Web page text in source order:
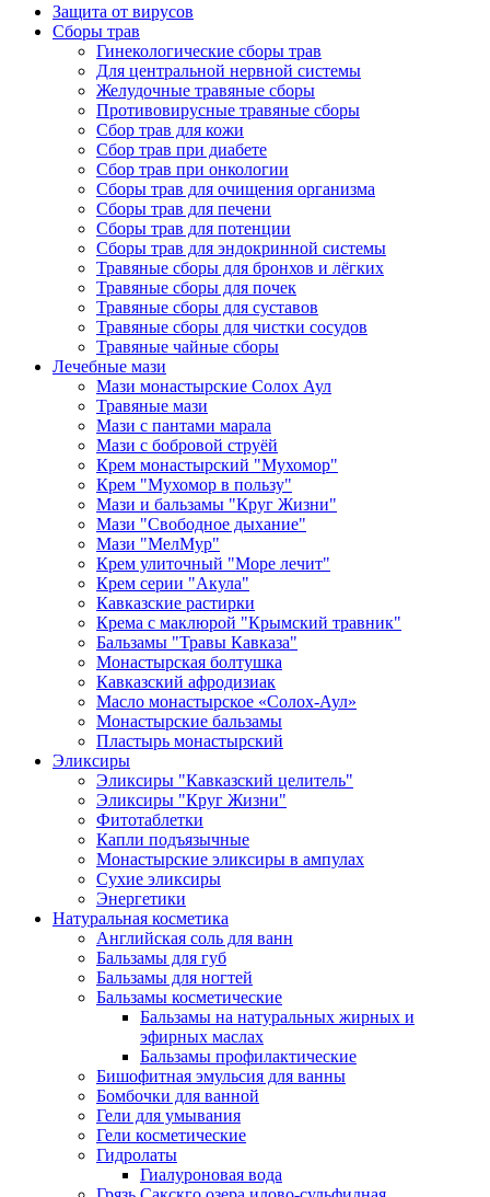
Защита от вирусов
Сборы трав
Гинекологические сборы трав
Для центральной нервной системы
Желудочные травяные сборы
Противовирусные травяные сборы
Сбор трав для кожи
Сбор трав при диабете
Сбор трав при онкологии
Сборы трав для очищения организма
Сборы трав для печени
Сборы трав для потенции
Сборы трав для эндокринной системы
Травяные сборы для бронхов и лёгких
Травяные сборы для почек
Травяные сборы для суставов
Травяные сборы для чистки сосудов
Травяные чайные сборы
Лечебные мази
Мази монастырские Солох Аул
Травяные мази
Мази с пантами марала
Мази с бобровой струёй
Крем монастырский "Мухомор"
Крем "Мухомор в пользу"
Мази и бальзамы "Круг Жизни"
Мази "Свободное дыхание"
Мази "МелМур"
Крем улиточный "Море лечит"
Крем серии "Акула"
Кавказские растирки
Крема с маклюрой "Крымский травник"
Бальзамы "Травы Кавказа"
Монастырская болтушка
Кавказский афродизиак
Масло монастырское «Солох-Аул»
Монастырские бальзамы
Пластырь монастырский
Эликсиры
Эликсиры "Кавказский целитель"
Эликсиры "Круг Жизни"
Фитотаблетки
Капли подъязычные
Монастырские эликсиры в ампулах
Сухие эликсиры
Энергетики
Натуральная косметика
Английская соль для ванн
Бальзамы для губ
Бальзамы для ногтей
Бальзамы косметические
Бальзамы на натуральных жирных и
эфирных маслах
Бальзамы профилактические
Бишофитная эмульсия для ванны
Бомбочки для ванной
Гели для умывания
Гели косметические
Гидролаты
Гиалуроновая вода